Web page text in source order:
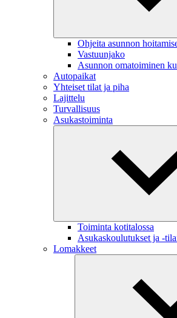
Ohjeita asunnon
Vastuunjako
Asunnon omatoiminen
Autopaikat
Yhteiset tilat ja piha
Lajittelu
Turvallisuus
Asukastoiminta
Toiminta kotitalossa
Asukaskoulutukset ja -
Lomakkeet